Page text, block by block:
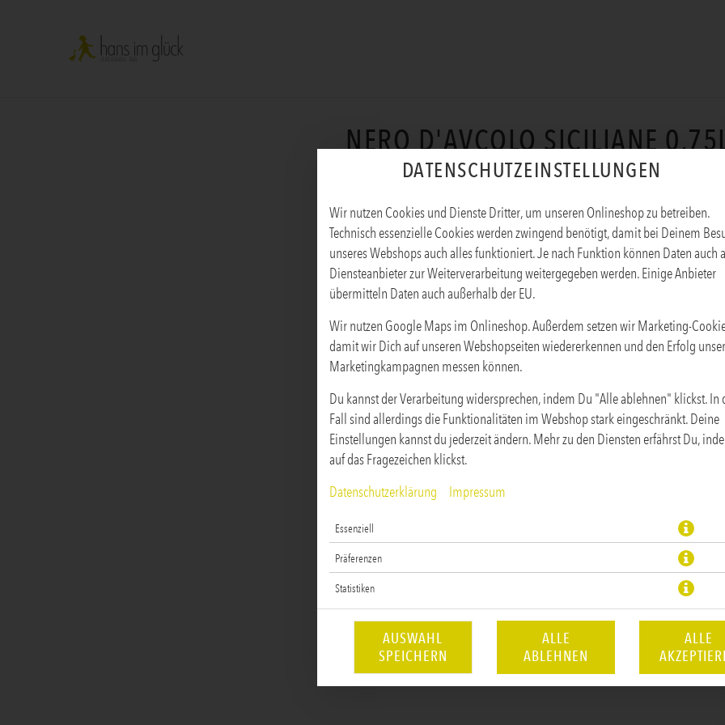
DATENSCHUTZEINSTELLUNGEN
Wir nutzen Cookies und Dienste Dritter, um unseren Onlineshop zu betreiben.
Technisch essenzielle Cookies werden zwingend benötigt, damit bei Deinem
unseres Webshops auch alles funktioniert. Je nach Funktion können Daten auch
Diensteanbieter zur Weiterverarbeitung weitergegeben werden. Einige Anbieter
übermitteln Daten auch außerhalb der EU.
Wir nutzen Google Maps im Onlineshop. Außerdem setzen wir Marketing-
damit wir Dich auf unseren Webshopseiten wiedererkennen und den Erfolg
Marketingkampagnen messen können.
Du kannst der Verarbeitung widersprechen, indem Du "Alle ablehnen" klickst. In
Fall sind allerdings die Funktionalitäten im Webshop stark eingeschränkt. Deine
Einstellungen kannst du jederzeit ändern. Mehr zu den Diensten erfährst Du,
auf das Fragezeichen klickst.
Datenschutzerklärung
Impressum
Essenziell
Präferenzen
Statistiken
AUSWAHL
SPEICHERN
ALLE
ABLEHNEN
ALLE
NERO D'AVCOLO SICILIANE
Produktinfos